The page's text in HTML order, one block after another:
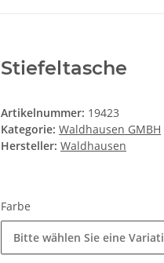
Stiefeltasche
Artikelnummer: 19423
Kategorie: Waldhausen GMBH
Hersteller: Waldhausen
Farbe
Bitte wählen Sie eine